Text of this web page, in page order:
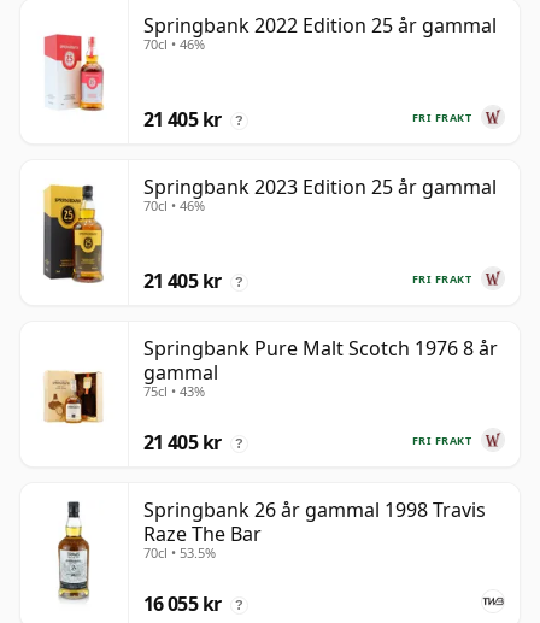
Springbank 2022 Edition 25 år gammal
70cl • 46%
FRI FRAKT
21 405 kr ?
Springbank 2023 Edition 25 år gammal
70cl • 46%
FRI FRAKT
21 405 kr ?
Springbank Pure Malt Scotch 1976 8 år
gammal
75cl • 43%
FRI FRAKT
21 405 kr ?
Springbank 26 år gammal 1998 Travis
Raze The Bar
70cl • 53.5%
16 055 kr ?